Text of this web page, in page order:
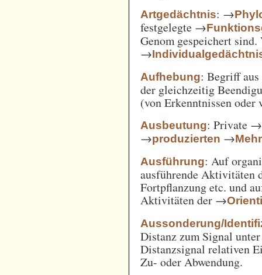
Artgedächtnis: →
festgelegte →
Genom gespeichert sind.
→
Aufhebung: Begriff
der gleichzeitig
(von Erkenntnissen
Ausbeutung: Private →
→produzierten →
Ausführung: Auf
ausführende Aktivitäten
Fortpflanzung etc. und
Aktivitäten der →
Aussonderung/
Distanz zum Signal
Distanzsignal relativen
Zu- oder Abwendung.